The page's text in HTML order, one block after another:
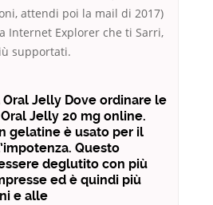
attendi poi la mail di 2017)
Internet Explorer che ti Sarri,
supportati.
Jelly Dove ordinare le
Jelly 20 mg online.
gelatine è usato per il
Questo
deglutito con più
ed è quindi più
e alle